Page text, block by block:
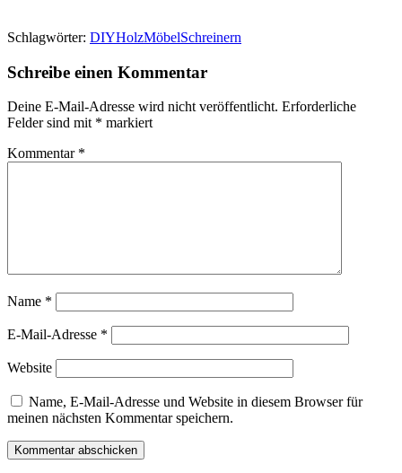
Schlagwörter: DIYHolzMöbelSchreinern
Schreibe einen Kommentar
Deine E-Mail-Adresse wird nicht veröffentlicht. Erforderliche
Felder sind mit * markiert
Kommentar *
Name *
E-Mail-Adresse *
Website
Name, E-Mail-Adresse und Website in diesem Browser für
meinen nächsten Kommentar speichern.